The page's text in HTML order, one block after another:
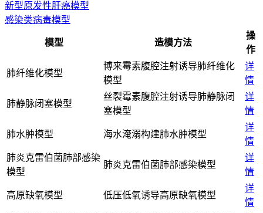
新型原发性肝癌模型
感染类病毒模型
模型 造模方法
操
作
肺纤维化模型
博来霉素腹腔注射诱导肺纤维化
模型
详
情
肺静脉闭塞模型
丝裂霉素腹腔注射诱导肺静脉闭
塞模型
详
情
肺水肿模型 海水淹溺构建肺水肿模型
详
情
肺炎克雷伯菌肺部感染
模型
肺炎克雷伯菌肺部感染模型
详
情
高原缺氧模型 低压低氧诱导高原缺氧模型
详
情